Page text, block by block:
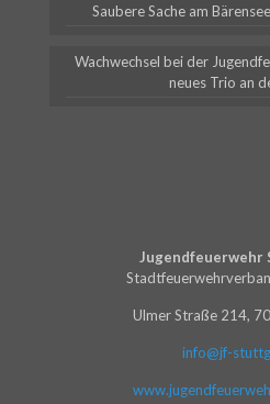
Saubere Sache am
Wachwechsel bei der
neues Trio an
Ulmer Straße 214,
info@jf-